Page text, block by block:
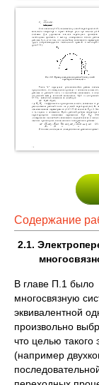
Содержание
2.1.
В главе П.1 было
многосвязную
эквивалентной
произвольно
что целью такого
(например